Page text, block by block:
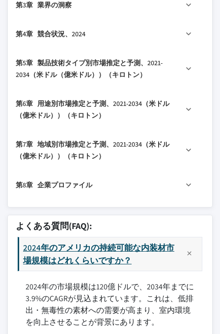
1.2.2 データ収集方法
1.4 基本推定値と計算
1.4.2 市場推定のための主要トレンド
1.5 一次調査と検証
1.6 予測モデル
1.7 調査の前提条件と制限
2.2 主要市場トレンド
2.2.2 用途のトレンド
2.3 TAM分析、2025-2034
2.4 CXOの視点：戦略的必須事項
2.4.2 重要成功要因
2.5 将来展望と戦略的提言
第3章 業界の洞察
3.1.1 サプライヤーの状況
3.1.3 各段階における付加価値
3.1.4 価値連鎖に影響を与える要因
3.2 業界への影響要因
3.2.1 成長ドライバー
3.2.3 市場機会
3.3 成長可能性分析
3.5 ポーターの分析
3.7 技術とイノベーションの状況
3.7.1 現在の技術トレンド
3.7.2 新興技術
3.8 価格動向
3.8.1 地域別
3.8.2 製品技術タイプ別
3.9 将来の市場トレンド
3.10 特許状況
3.11 貿易統計（HSコード）（注：主要国のみの貿易統
第4章 競合状況、2024
4.2 企業の市場シェア分析
4.2.1 地域別
4.4 主要市場プレイヤーの競合分析
4.6.1 合併と買収
4.6.4 拡大計画
第5章 製品技術タイプ別市場推定と予測、2021-
2034（米ドル（億米ドル））（キロトン）
5.2 低排出化学システム
5.2.1 水性塗料・コーティング
5.2.3 バイオベース添加剤
5.3.2 シートビニールと異種システム
5.3.4 PVCフリー代替技術
5.4 カーペット・テキスタイルシステム
5.4.1 リサイクル含有繊維
5.4.2 バイオベース裏材システムと炭素貯蔵
5.5 ハードサーフェスフロア
5.5.1 FSC認証木質床材
5.5.2 防水エンジニアードウッド
5.5.3 リサイクル含有セラミックタイル
5.6 バイオベース・急速再生可能素材
第6章 用途別市場推定と予測、2021-2034（米ドル
（億米ドル））（キロトン）
6.2 商業オフィス内装
6.3 医療施設
6.5 政府・公共建築物
6.7 高性能住宅建設
第7章 地域別市場推定と予測、2021-2034（米ドル
（億米ドル））（キロトン）
7.2 東北部
7.4 南東部
7.5 中西部
7.6 南西部
第8章 企業プロファイル
8.1 3M
8.3 アームストロング・ワールド・インダストリ
ーズ
8.4 BASF
8.5 ベンジャミン・ムーア
8.6 チャパラル・マテリアルズ
8.7 エムネット・インテリア
8.8 マニングトン・コマーシャル
8.9 RASTRA INC
よくある質問(FAQ):
2024年のアメリカの持続可能な内装材市
場規模はどれくらいですか？
2024年の市場規模は120億ドルで、2034年までに
3.9%のCAGRが見込まれています。これは、低排
出・無毒性の素材への需要が高まり、室内環境
を向上させることが背景にあります。